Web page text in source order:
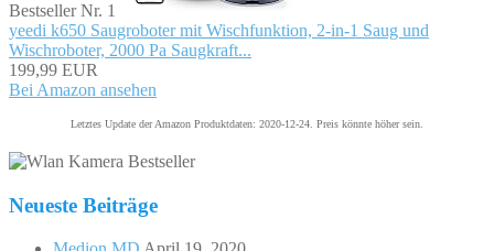
Bestseller Nr. 1
yeedi k650 Saugroboter mit Wischfunktion, 2-in-1 Saug und
Wischroboter, 2000 Pa Saugkraft...
199,99 EUR
Bei Amazon ansehen
Letztes Update der Amazon Produktdaten: 2020-12-24. Preis könnte höher sein.
Neueste Beiträge